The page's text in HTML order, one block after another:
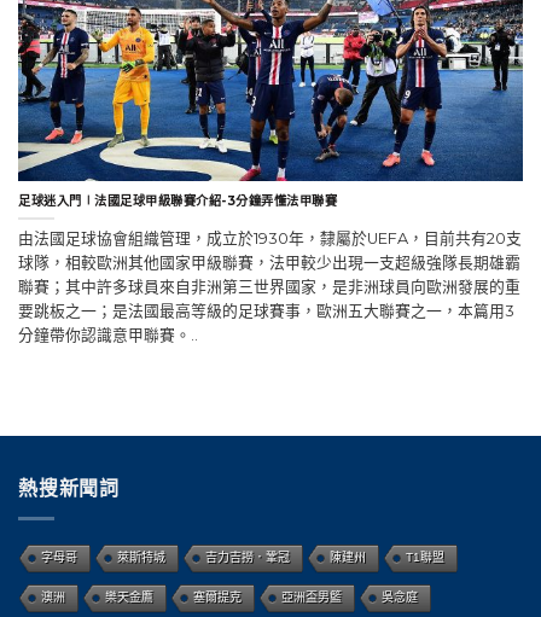
由法國足球協會組織管理，成立於1930年，隸屬於UEFA，目前共有20支
球隊，相較歐洲其他國家甲級聯賽，法甲較少出現一支超級強隊長期雄霸
聯賽；其中許多球員來自非洲第三世界國家，是非洲球員向歐洲發展的重
要跳板之一；是法國最高等級的足球賽事，歐洲五大聯賽之一，本篇用3
分鐘帶你認識意甲聯賽。..
熱搜新聞詞
字母哥 萊斯特城 吉力吉撈．鞏冠 陳建州 T1聯盟
澳洲 樂天金鷹 塞爾提克 亞洲盃男籃 吳念庭